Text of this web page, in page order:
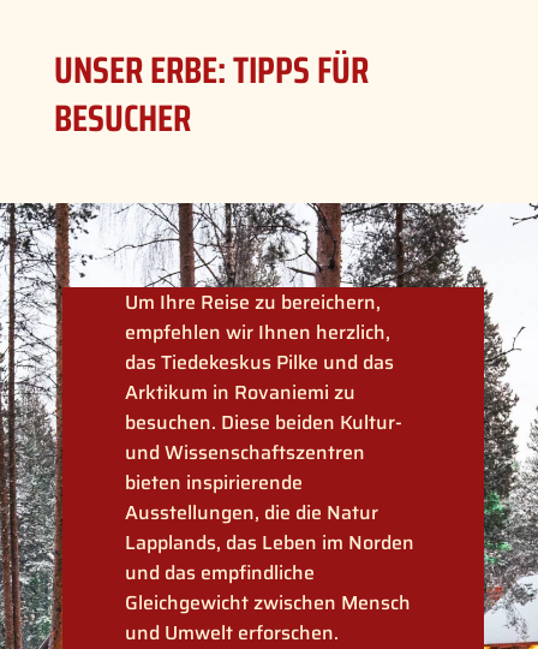
UNSER ERBE: TIPPS FÜR
BESUCHER
Um Ihre Reise zu bereichern,
empfehlen wir Ihnen herzlich,
das Tiedekeskus Pilke und das
Arktikum in Rovaniemi zu
besuchen. Diese beiden Kultur-
und Wissenschaftszentren
bieten inspirierende
Ausstellungen, die die Natur
Lapplands, das Leben im Norden
und das empfindliche
Gleichgewicht zwischen Mensch
und Umwelt erforschen.